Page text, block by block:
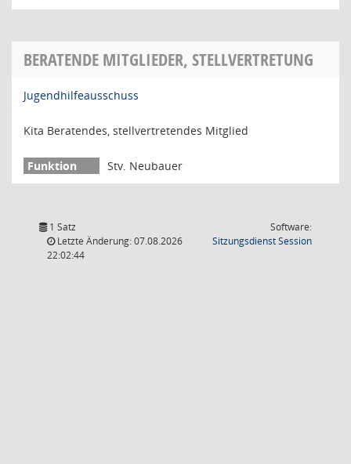
BERATENDE MITGLIEDER, STELLVERTRETUNG
Jugendhilfeausschuss
Kita Beratendes, stellvertretendes Mitglied
Stv. Neubauer
1 Satz
Letzte Änderung: 07.08.2026
22:02:44
Software:
SitzungsdienstSession(Wird in